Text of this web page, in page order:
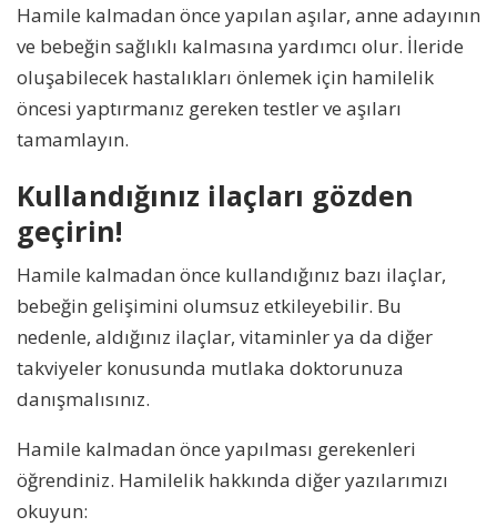
Hamile kalmadan önce yapılan aşılar, anne adayının
ve bebeğin sağlıklı kalmasına yardımcı olur. İleride
oluşabilecek hastalıkları önlemek için hamilelik
öncesi yaptırmanız gereken testler ve aşıları
tamamlayın.
Kullandığınız ilaçları gözden
geçirin!
Hamile kalmadan önce kullandığınız bazı ilaçlar,
bebeğin gelişimini olumsuz etkileyebilir. Bu
nedenle, aldığınız ilaçlar, vitaminler ya da diğer
takviyeler konusunda mutlaka doktorunuza
danışmalısınız.
Hamile kalmadan önce yapılması gerekenleri
öğrendiniz. Hamilelik hakkında diğer yazılarımızı
okuyun: